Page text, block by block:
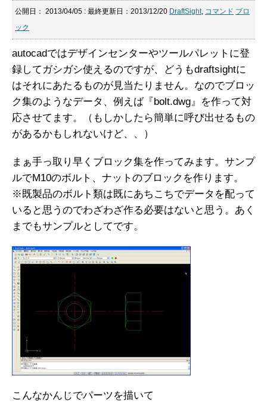
公開日： 2013/04/05 : 最終更新日：2013/12/20 DraftSight, コマンド ブロ
ック
autocadではデザインセンターやツールパレットに登
録してガシガシ使えるのですが、どうもdraftsightに
はそれにあたるものが見当たりません。なのでブロッ
ク集のようなデータ、例えば『bolt.dwg』を作って対
応させてます。（もしかしたら簡単に呼び出せるもの
があるかもしれないけど、、）
まぁ手っ取り早くブロック集を作ってみます。サンプ
ルでM10のボルト、ナットのブロックを作ります。
※既製品のボルト類は既にあちこちでデータを配って
いると思うのでわざわざ作る必要はないと思う。あく
までもサンプルとしてです。
こんなかんじでパーツを描いて